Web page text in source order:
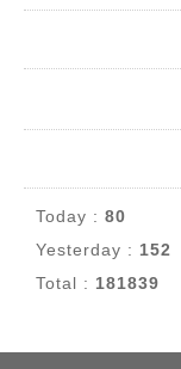
Today : 80
Yesterday : 152
Total : 181839